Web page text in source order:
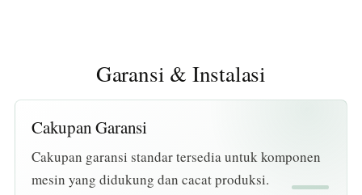
Garansi & Instalasi
Cakupan Garansi
Cakupan garansi standar tersedia untuk komponen
mesin yang didukung dan cacat produksi.